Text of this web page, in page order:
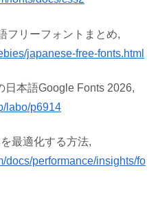
フリーフォントまとめ,
japanese-free-fonts.html
日本語Google Fonts 2026,
labo/p6914
最適化する方法,
docs/performance/insights/fo